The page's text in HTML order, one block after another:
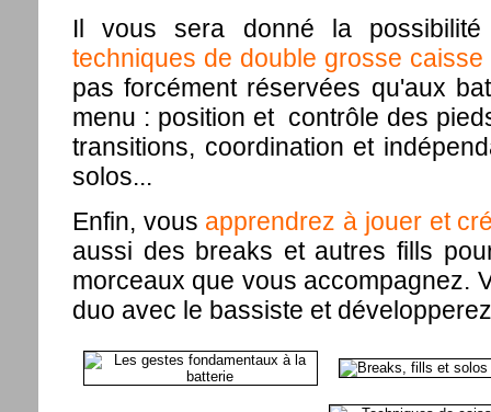
Il vous sera donné la
techniques de double grosse caisse
pas forcément réservées qu'aux
menu : position et contrôle des
transitions, coordination et
solos...
Enfin, vous apprendrez à jouer et
aussi des breaks et autres fills
morceaux que vous accompagnez.
duo avec le bassiste et